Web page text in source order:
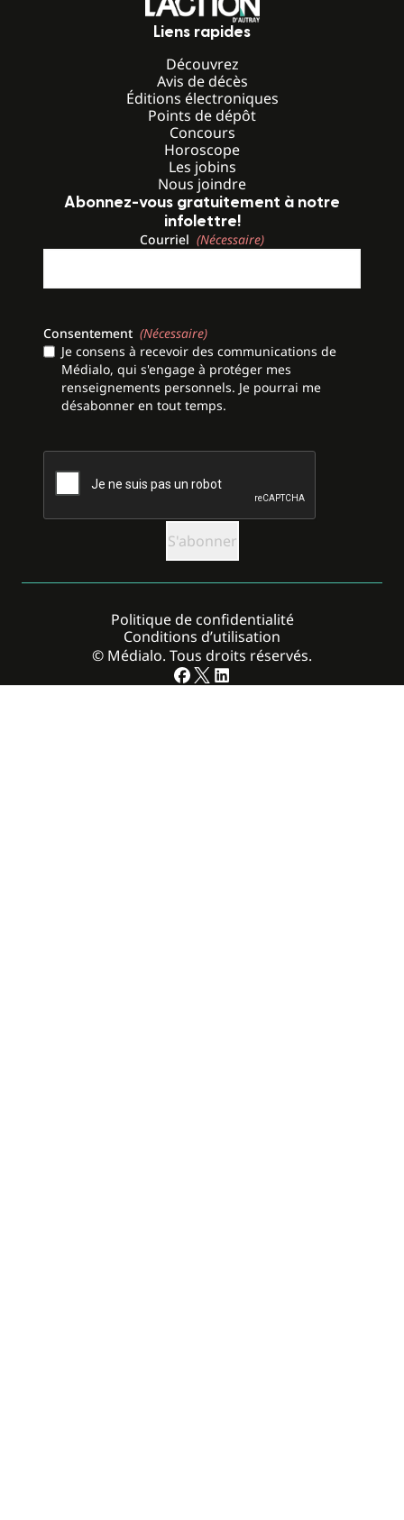
Liens rapides
Découvrez
Avis de décès
Éditions électroniques
Points de dépôt
Concours
Horoscope
Les jobins
Nous joindre
Abonnez-vous gratuitement à notre
infolettre!
Courriel (Nécessaire)
Consentement (Nécessaire)
Je consens à recevoir des communications de
Médialo, qui s'engage à protéger mes
renseignements personnels. Je pourrai me
désabonner en tout temps.
© Médialo. Tous droits réservés.
Politique de confidentialité
Conditions d’utilisation